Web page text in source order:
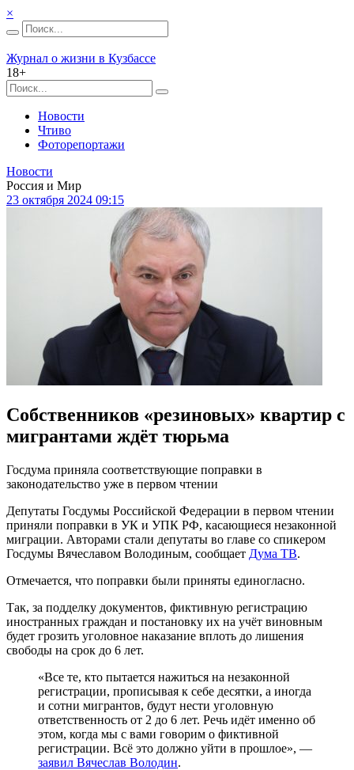
×
Журнал о жизни в Кузбассе
18+
Новости
Чтиво
Фоторепортажи
Новости
Россия и Мир
23 октября 2024 09:15
Собственников «резиновых» квартир с
мигрантами ждёт тюрьма
Госдума приняла соответствующие поправки в
законодательство уже в первом чтении
Депутаты Госдумы Российской Федерации в первом чтении
приняли поправки в УК и УПК РФ, касающиеся незаконной
миграции. Авторами стали депутаты во главе со спикером
Госдумы Вячеславом Володиным, сообщает Дума ТВ.
Отмечается, что поправки были приняты единогласно.
Так, за подделку документов, фиктивную регистрацию
иностранных граждан и постановку их на учёт виновным
будет грозить уголовное наказание вплоть до лишения
свободы на срок до 6 лет.
«Все те, кто пытается нажиться на незаконной
регистрации, прописывая к себе десятки, а иногда
и сотни мигрантов, будут нести уголовную
ответственность от 2 до 6 лет. Речь идёт именно об
этом, когда мы с вами говорим о фиктивной
регистрации. Всё это должно уйти в прошлое», —
заявил Вячеслав Володин.